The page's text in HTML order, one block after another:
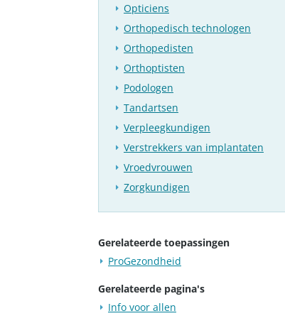
Opticiens
Orthopedisch technologen
Orthopedisten
Orthoptisten
Podologen
Tandartsen
Verpleegkundigen
Verstrekkers van implantaten
Vroedvrouwen
Zorgkundigen
Gerelateerde toepassingen
ProGezondheid
Gerelateerde pagina's
Info voor allen